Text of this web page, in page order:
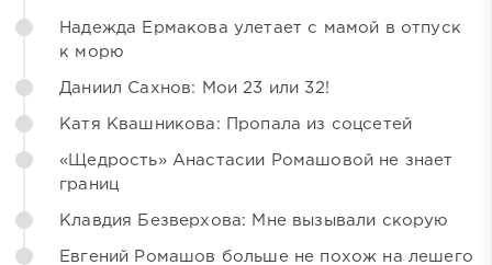
Надежда Ермакова улетает с мамой в отпуск
к морю
Даниил Сахнов: Мои 23 или 32!
Катя Квашникова: Пропала из соцсетей
«Щедрость» Анастасии Ромашовой не знает
границ
Клавдия Безверхова: Мне вызывали скорую
Евгений Ромашов больше не похож на лешего